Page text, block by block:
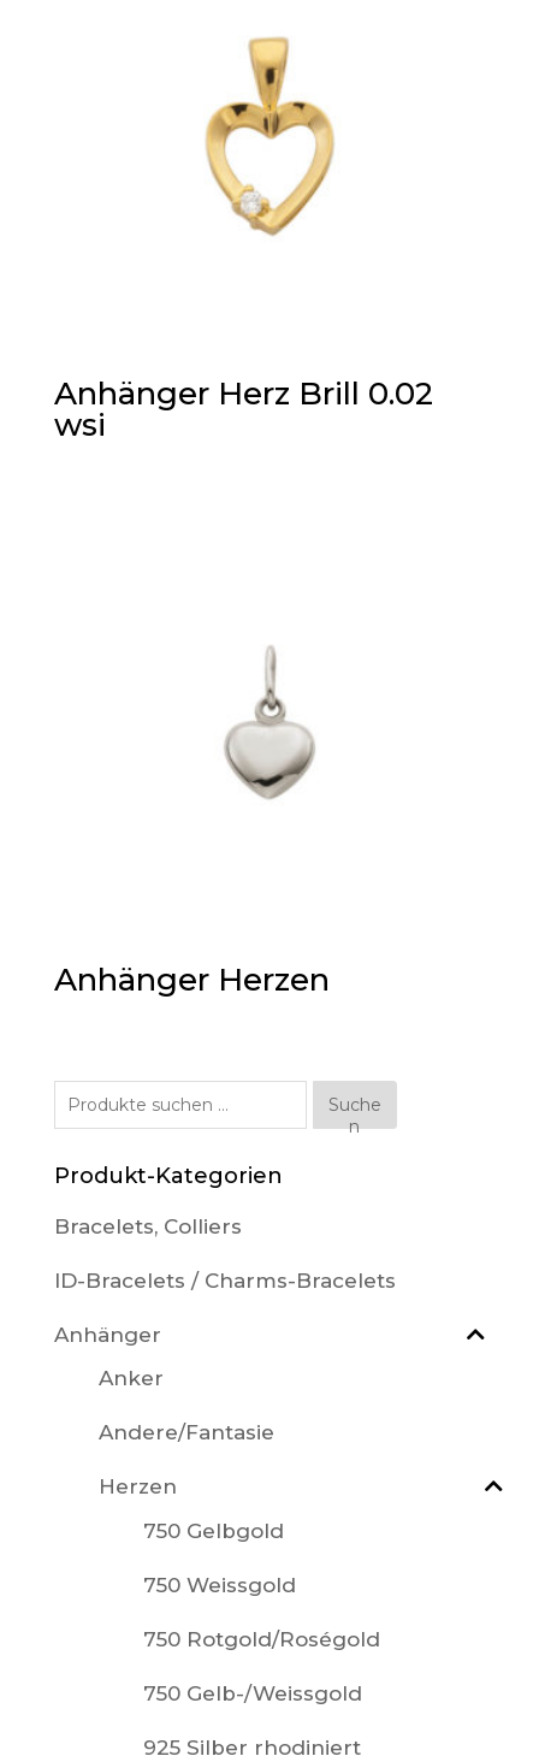
Anhänger Herz Brill 0.02
wsi
Anhänger Herzen
Suche
nach:
Suche
n
Produkt-Kategorien
Bracelets, Colliers
ID-Bracelets / Charms-Bracelets
Anhänger
Anker
Andere/Fantasie
Herzen
750 Gelbgold
750 Weissgold
750 Rotgold/Roségold
750 Gelb-/Weissgold
925 Silber rhodiniert